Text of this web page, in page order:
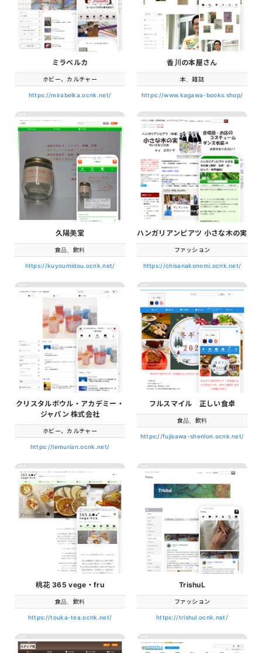
ミラベルカ
ホビー、カルチャー
https://mirabelka.ocnk.net/
香川の本屋さん
本、雑誌
https://www.kagawa-books.shop/
久陽美堂
食品、飲料
https://kuyoumidou.ocnk.net/
ハンガリアンピアツ 小さな木の実
ファッション
https://chisanakonomi.ocnk.net/
クリスタルボウル・アカデミー・
ジャパン 株式会社
ホビー、カルチャー
https://lemurian.ocnk.net/
フルスマイル 正しい食卓
食品、飲料
https://fujisawa-shenlon.ocnk.net/
桃花 365 vege・fru
食品、飲料
https://touka-tea.ocnk.net/
TrishuL
ファッション
https://trishul.ocnk.net/